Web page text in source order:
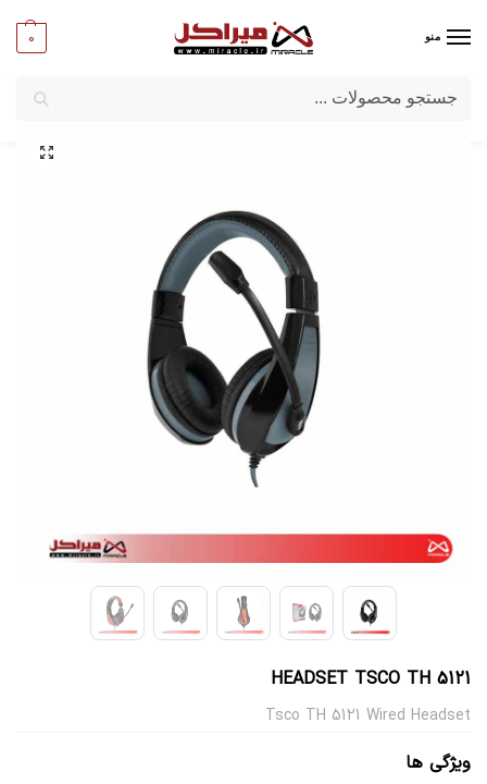
منو 0
میراکل/کامپیوتر/قطعات جانبی
HEADSET TSCO TH 5121
Tsco TH 5121 Wired Headset
ویژگی ها